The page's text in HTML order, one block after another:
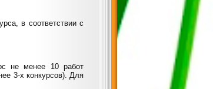
в соответствии с
не менее 10 работ
3-х конкурсов). Для